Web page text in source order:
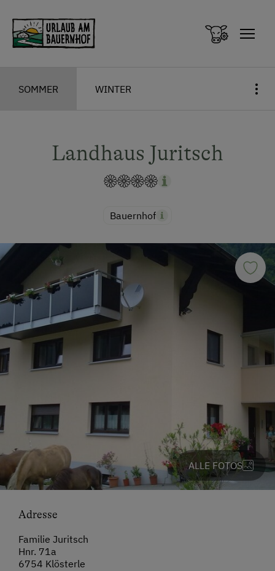
SOMMER WINTER
Landhaus Juritsch
Bauernhof
ALLE FOTOS
Adresse
Familie Juritsch
Hnr. 71a
6754 Klösterle